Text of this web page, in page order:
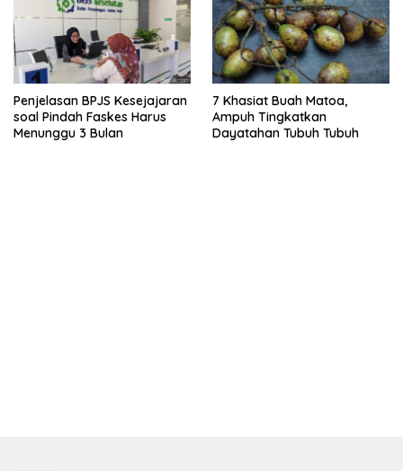
Penjelasan BPJS Kesejajaran
soal Pindah Faskes Harus
Menunggu 3 Bulan
7 Khasiat Buah Matoa,
Ampuh Tingkatkan
Dayatahan Tubuh Tubuh